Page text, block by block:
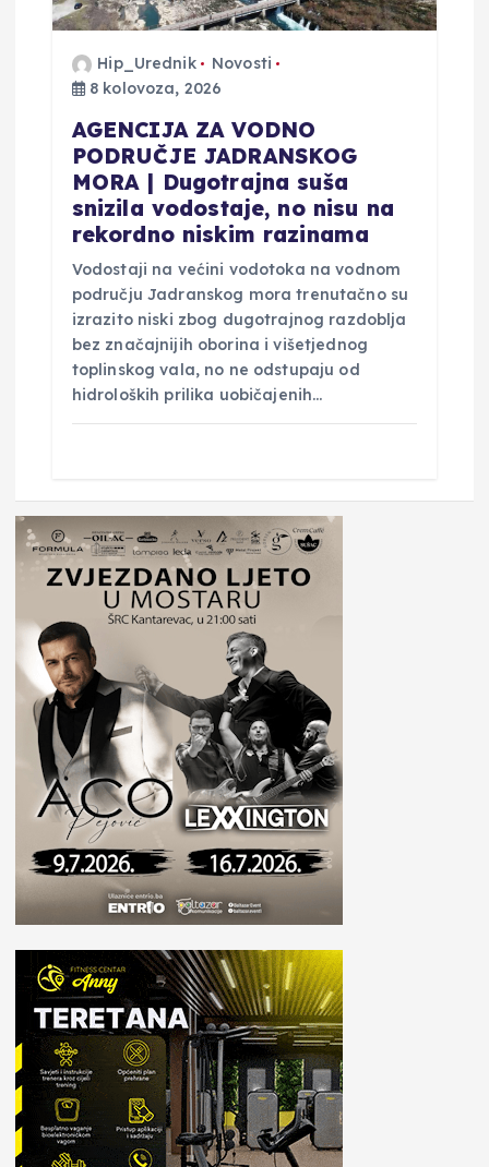
Hip_Urednik
Novosti
8 kolovoza, 2026
AGENCIJA ZA VODNO
PODRUČJE JADRANSKOG
MORA | Dugotrajna suša
snizila vodostaje, no nisu na
rekordno niskim razinama
Vodostaji na većini vodotoka na vodnom
području Jadranskog mora trenutačno su
izrazito niski zbog dugotrajnog razdoblja
bez značajnijih oborina i višetjednog
toplinskog vala, no ne odstupaju od
hidroloških prilika uobičajenih…